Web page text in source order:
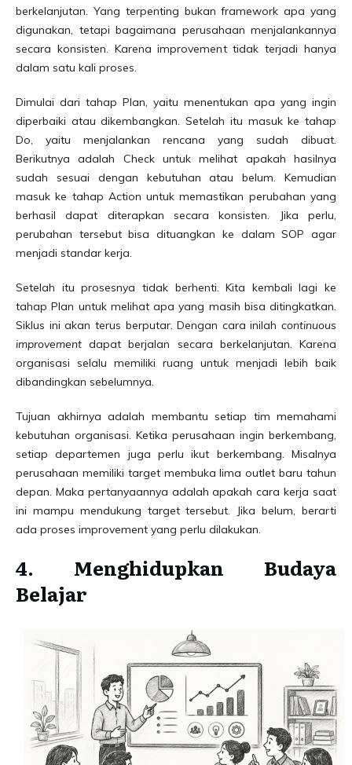
berkelanjutan. Yang terpenting bukan framework apa yang
digunakan, tetapi bagaimana perusahaan menjalankannya
secara konsisten. Karena improvement tidak terjadi hanya
dalam satu kali proses.
Dimulai dari tahap Plan, yaitu menentukan apa yang ingin
diperbaiki atau dikembangkan. Setelah itu masuk ke tahap
Do, yaitu menjalankan rencana yang sudah dibuat.
Berikutnya adalah Check untuk melihat apakah hasilnya
sudah sesuai dengan kebutuhan atau belum. Kemudian
masuk ke tahap Action untuk memastikan perubahan yang
berhasil dapat diterapkan secara konsisten. Jika perlu,
perubahan tersebut bisa dituangkan ke dalam SOP agar
menjadi standar kerja.
Setelah itu prosesnya tidak berhenti. Kita kembali lagi ke
tahap Plan untuk melihat apa yang masih bisa ditingkatkan.
Siklus ini akan terus berputar. Dengan cara inilah continuous
improvement dapat berjalan secara berkelanjutan. Karena
organisasi selalu memiliki ruang untuk menjadi lebih baik
dibandingkan sebelumnya.
Tujuan akhirnya adalah membantu setiap tim memahami
kebutuhan organisasi. Ketika perusahaan ingin berkembang,
setiap departemen juga perlu ikut berkembang. Misalnya
perusahaan memiliki target membuka lima outlet baru tahun
depan. Maka pertanyaannya adalah apakah cara kerja saat
ini mampu mendukung target tersebut. Jika belum, berarti
ada proses improvement yang perlu dilakukan.
4. Menghidupkan Budaya
Belajar